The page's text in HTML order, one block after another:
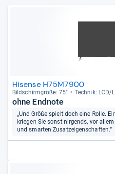
Hisense H75M7900
Bild­schirm­größe: 75" Tech­nik: LCD/
ohne Endnote
„Und Größe spielt doch eine Rolle.
kriegen Sie sonst nirgends, vor
und smarten Zusatzeigenschaften.“